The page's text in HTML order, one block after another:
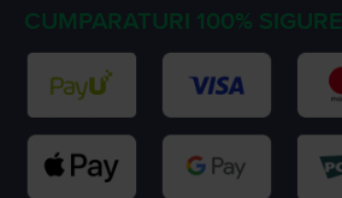
CUMPARATURI 100% SIGURE